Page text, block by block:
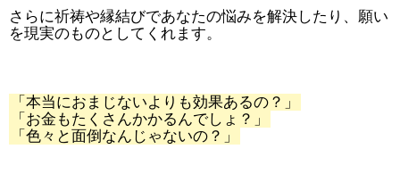
さらに祈祷や縁結びであなたの悩みを解決したり、願い
を現実のものとしてくれます。
「本当におまじないよりも効果あるの？」
「お金もたくさんかかるんでしょ？」
「色々と面倒なんじゃないの？」